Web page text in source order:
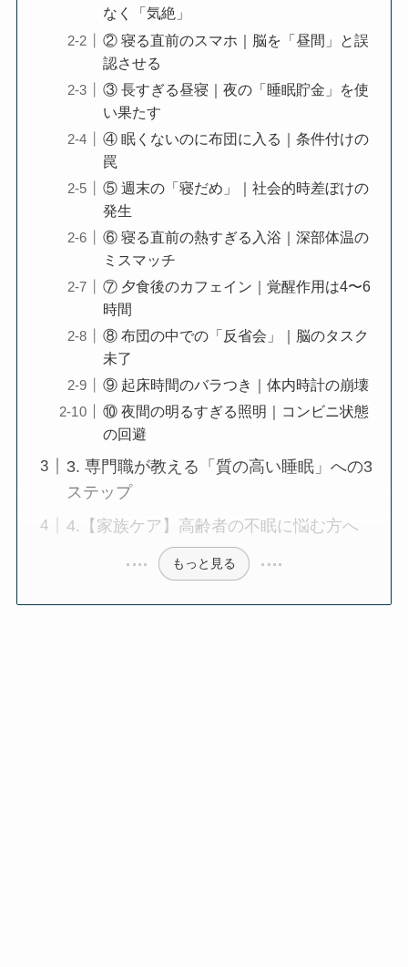
なく「気絶」
② 寝る直前のスマホ｜脳を「昼間」と誤
認させる
③ 長すぎる昼寝｜夜の「睡眠貯金」を使
い果たす
④ 眠くないのに布団に入る｜条件付けの
罠
⑤ 週末の「寝だめ」｜社会的時差ぼけの
発生
⑥ 寝る直前の熱すぎる入浴｜深部体温の
ミスマッチ
⑦ 夕食後のカフェイン｜覚醒作用は4〜6
時間
⑧ 布団の中での「反省会」｜脳のタスク
未了
⑨ 起床時間のバラつき｜体内時計の崩壊
⑩ 夜間の明るすぎる照明｜コンビニ状態
の回避
3. 専門職が教える「質の高い睡眠」への3
ステップ
4.【家族ケア】高齢者の不眠に悩む方へ
もっと見る